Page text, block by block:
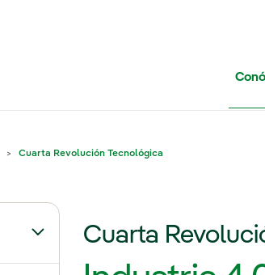
Cuarta Revolución Tecnológica
Alternar el submenú para Grupo
Cuarta